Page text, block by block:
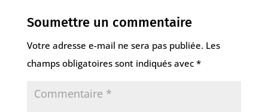
Soumettre un commentaire
Votre adresse e-mail ne sera pas publiée. Les
champs obligatoires sont indiqués avec *